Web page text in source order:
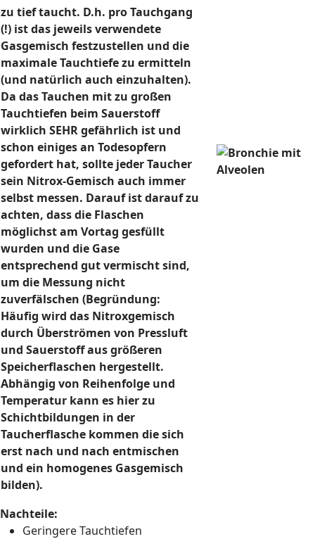
zu tief taucht. D.h. pro Tauchgang
(!) ist das jeweils verwendete
Gasgemisch festzustellen und die
maximale Tauchtiefe zu ermitteln
(und natürlich auch einzuhalten).
Da das Tauchen mit zu großen
Tauchtiefen beim Sauerstoff
wirklich SEHR gefährlich ist und
schon einiges an Todesopfern
gefordert hat, sollte jeder Taucher
sein Nitrox-Gemisch auch immer
selbst messen. Darauf ist darauf zu
achten, dass die Flaschen
möglichst am Vortag gesfüllt
wurden und die Gase
entsprechend gut vermischt sind,
um die Messung nicht
zuverfälschen (Begründung:
Häufig wird das Nitroxgemisch
durch Überströmen von Pressluft
und Sauerstoff aus größeren
Speicherflaschen hergestellt.
Abhängig von Reihenfolge und
Temperatur kann es hier zu
Schichtbildungen in der
Taucherflasche kommen die sich
erst nach und nach entmischen
und ein homogenes Gasgemisch
bilden).
Nachteile:
Geringere Tauchtiefen